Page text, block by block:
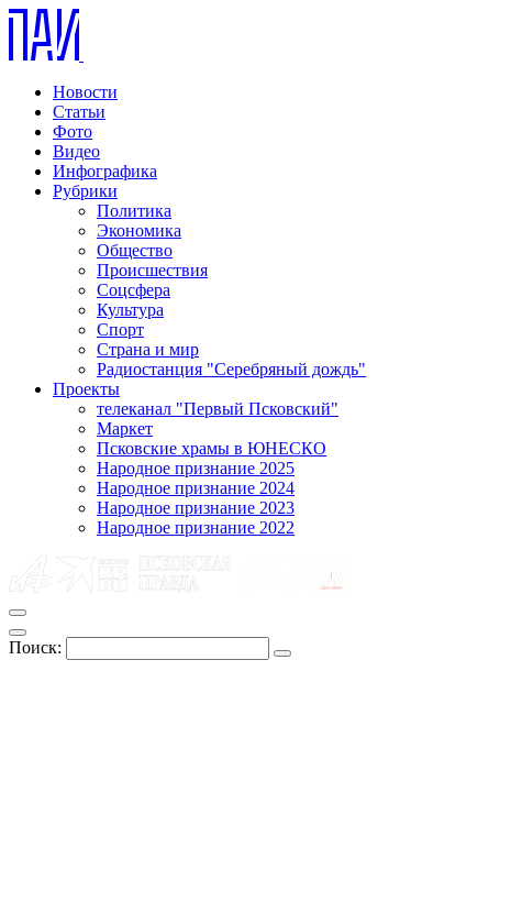
Новости
Статьи
Фото
Видео
Инфографика
Рубрики
Политика
Экономика
Общество
Происшествия
Соцсфера
Культура
Спорт
Страна и мир
Радиостанция "Серебряный дождь"
Проекты
телеканал "Первый Псковский"
Маркет
Псковские храмы в ЮНЕСКО
Народное признание 2025
Народное признание 2024
Народное признание 2023
Народное признание 2022
Поиск: